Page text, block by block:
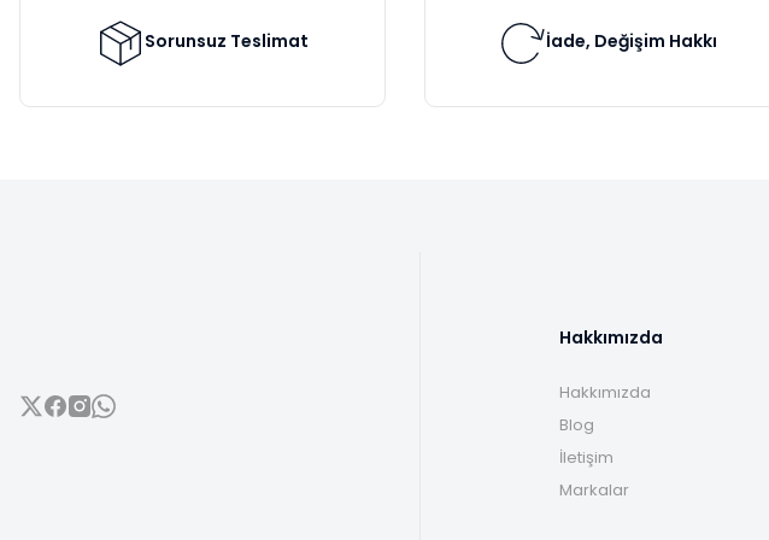
Bu ürüne benzer farklı alternatifler olmalı.
Sorunsuz Teslimat İade, Değişim Hakkı
Hakkımızda
Hakkımızda
Blog
İletişim
Markalar